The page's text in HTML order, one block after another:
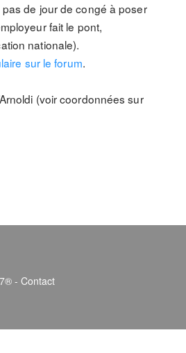
de jour de congé à poser
fait le pont,
nationale).
sur le forum.
(voir coordonnées sur
- Contact